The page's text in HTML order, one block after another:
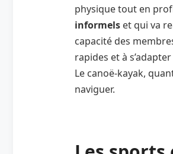
physique tout en
informels et qui va
capacité des
rapides et à
Le canoë-kayak,
naviguer.